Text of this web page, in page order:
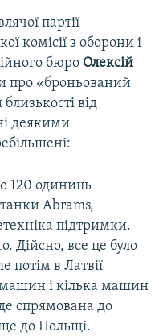
партії
комісії з оборони і
бюро Олексій
про «броньований
від
деякими
120 одиниць
Abrams,
підтримки.
Дійсно, все це було
потім в Латвії
і кілька машин
спрямована до
до Польщі.